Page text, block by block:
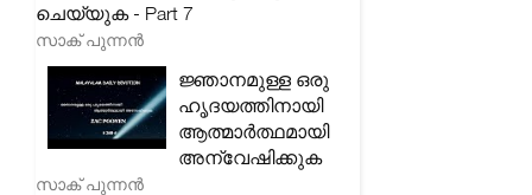
ചെയ്യുക - Part 7
സാക് പുന്നൻ
ജ്ഞാനമുള്ള ഒരു
ഹൃദയത്തിനായി
ആത്മാർത്ഥമായി
അന്വേഷിക്കുക
സാക് പുന്നൻ